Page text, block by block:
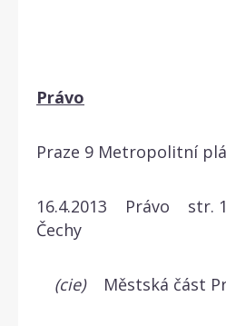
Právo
Praze 9 Metropolitní
16.4.2013 Právo str.
Čechy
(cie)Městská část